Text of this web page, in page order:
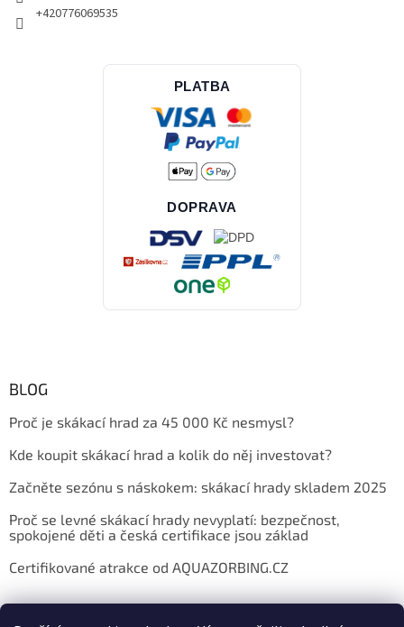
+420776069535
PLATBA
DOPRAVA
BLOG
Proč je skákací hrad za 45 000 Kč nesmysl?
Kde koupit skákací hrad a kolik do něj investovat?
Začněte sezónu s náskokem: skákací hrady skladem 2025
Proč se levné skákací hrady nevyplatí: bezpečnost,
spokojené děti a česká certifikace jsou základ
Certifikované atrakce od AQUAZORBING.CZ